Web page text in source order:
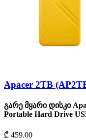
Apacer 2TB
გარე მყარი დისკი
Portable Hard Drive
₾ 459.00